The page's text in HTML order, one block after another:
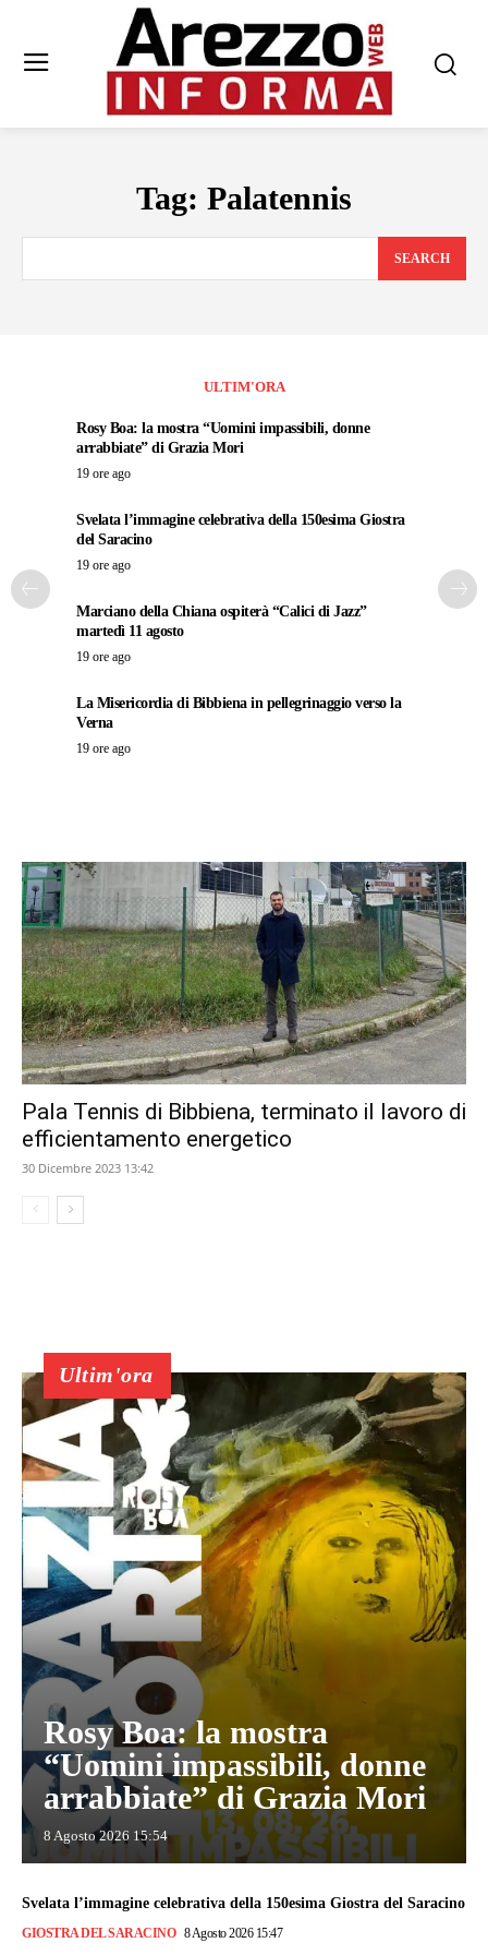
Tag: Palatennis
SEARCH
ULTIM'ORA
Rosy Boa: la mostra “Uomini impassibili, donne
arrabbiate” di Grazia Mori
19 ore ago
Svelata l’immagine celebrativa della 150esima Giostra
del Saracino
19 ore ago
Marciano della Chiana ospiterà “Calici di Jazz”
martedì 11 agosto
19 ore ago
La Misericordia di Bibbiena in pellegrinaggio verso la
Verna
19 ore ago
Pala Tennis di Bibbiena, terminato il lavoro di
efficientamento energetico
30 Dicembre 2023 13:42
Ultim'ora
Rosy Boa: la mostra
“Uomini impassibili, donne
arrabbiate” di Grazia Mori
8 Agosto 2026 15:54
Svelata l’immagine celebrativa della 150esima Giostra del Saracino
GIOSTRA DEL SARACINO 8 Agosto 2026 15:47